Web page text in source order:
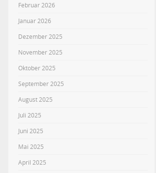
Februar 2026
Januar 2026
Dezember 2025
November 2025
Oktober 2025
September 2025
August 2025
Juli 2025
Juni 2025
Mai 2025
April 2025